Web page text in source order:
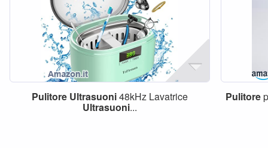
Pulitore Ultrasuoni48kHz Lavatrice
Ultrasuoni...
Pulitore